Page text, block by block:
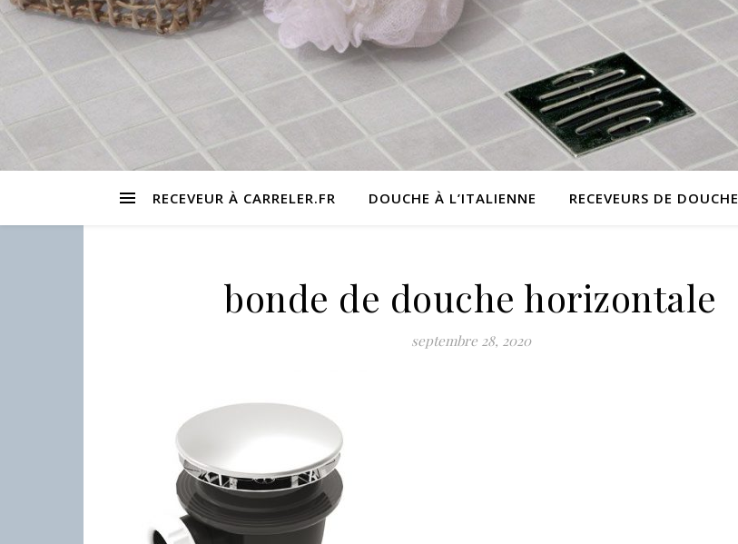
RECEVEUR À CARRELER.FR DOUCHE À L’ITALIENNE RECEVEURS DE DOUCHE
bonde de douche horizontale
septembre 28, 2020